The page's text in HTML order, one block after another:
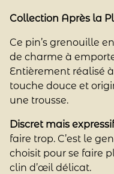
Collection Après la
Ce pin’s grenouille
de charme à
Entièrement réalisé
touche douce et
une trousse.
Discret mais
faire trop. C’est le
choisit pour se faire
clin d’œil délicat.